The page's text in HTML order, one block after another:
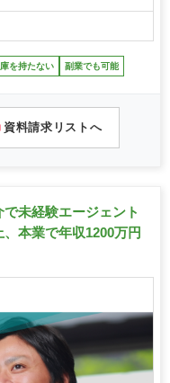
を持たない 副業でも可能
資料請求リストへ
未経験エージェント
本業で年収1200万円